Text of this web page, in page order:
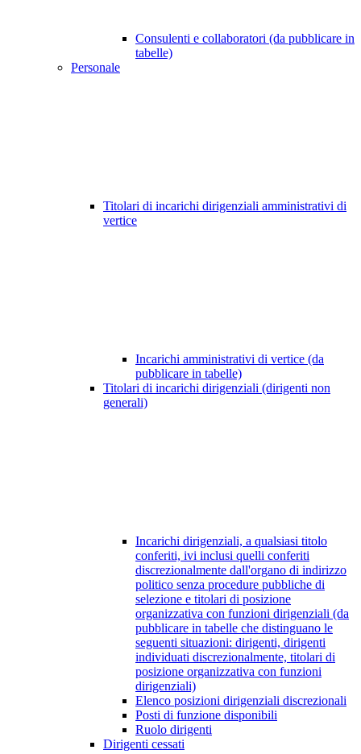
Consulenti e collaboratori (da pubblicare in
tabelle)
Personale
Titolari di incarichi dirigenziali amministrativi di
vertice
Incarichi amministrativi di vertice (da
pubblicare in tabelle)
Titolari di incarichi dirigenziali (dirigenti non
generali)
Incarichi dirigenziali, a qualsiasi titolo
conferiti, ivi inclusi quelli conferiti
discrezionalmente dall'organo di indirizzo
politico senza procedure pubbliche di
selezione e titolari di posizione
organizzativa con funzioni dirigenziali (da
pubblicare in tabelle che distinguano le
seguenti situazioni: dirigenti, dirigenti
individuati discrezionalmente, titolari di
posizione organizzativa con funzioni
dirigenziali)
Elenco posizioni dirigenziali discrezionali
Posti di funzione disponibili
Ruolo dirigenti
Dirigenti cessati